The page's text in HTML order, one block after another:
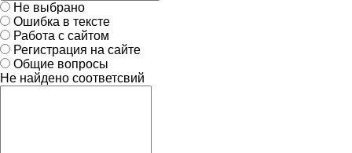
Не выбрано
Ошибка в тексте
Работа с сайтом
Регистрация на сайте
Общие вопросы
Не найдено соответсвий